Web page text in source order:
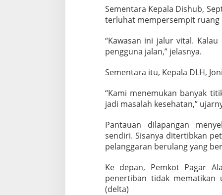
Sementara Kepala Dishub,
terluhat mempersempit ruang
“Kawasan ini jalur vital.
pengguna jalan,” jelasnya.
Sementara itu, Kepala DLH,
“Kami menemukan banyak
jadi masalah kesehatan,”
Pantauan dilapangan
sendiri. Sisanya ditertibkan
pelanggaran berulang yang
Ke depan, Pemkot Pagar
penertiban tidak mematikan
(delta)